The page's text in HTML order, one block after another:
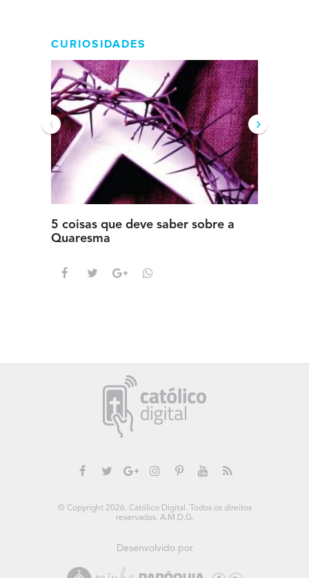
CURIOSIDADES
5 coisas que deve saber sobre a
Quaresma
‹ ›
© Copyright 2026. Católico Digital. Todos os direitos
reservados. A.M.D.G.
Desenvolvido por